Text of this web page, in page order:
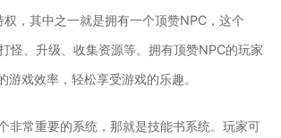
，其中之一就是拥有一个顶赞NPC，这个
怪、升级、收集资源等。拥有顶赞NPC的玩家
游戏效率，轻松享受游戏的乐趣。
非常重要的系统，那就是技能书系统。玩家可